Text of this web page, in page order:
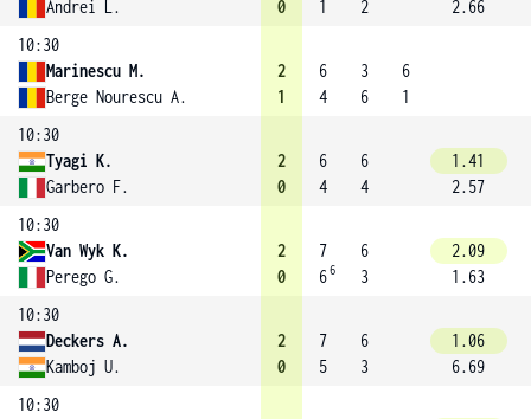
Andrei L.
0
1
2
2.66
10:30
Marinescu M.
Berge Nourescu A.
2
1
6
4
3
6
6
1
10:30
Tyagi K.
Garbero F.
2
0
6
4
6
4
1.41
2.57
10:30
Van Wyk K.
Perego G.
2
0
7
66
6
3
2.09
1.63
10:30
Deckers A.
Kamboj U.
2
0
7
5
6
3
1.06
6.69
10:30